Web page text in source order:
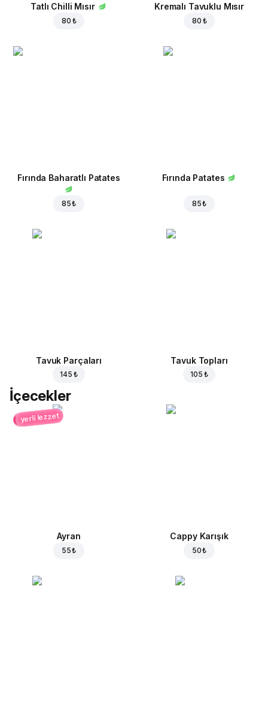
Tatlı Chilli Mısır
80 ₺
Kremalı Tavuklu Mısır
80 ₺
Fırında Baharatlı Patates
85 ₺
Fırında Patates
85 ₺
Tavuk Parçaları
145 ₺
Tavuk Topları
105 ₺
İçecekler
yerli lezzet
Ayran
55 ₺
Cappy Karışık
50 ₺